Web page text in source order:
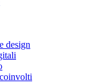
design